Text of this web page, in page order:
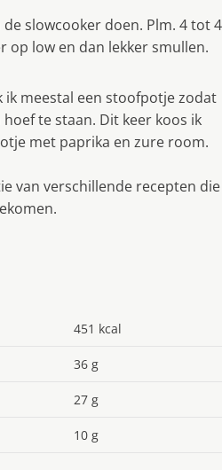
slowcooker doen. Plm. 4 tot 4
op low en dan lekker smullen.
ik meestal een stoofpotje zodat
te staan. Dit keer koos ik
met paprika en zure room.
van verschillende recepten die
451 kcal
36 g
27 g
10 g